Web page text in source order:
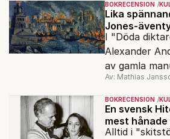
BOKRECENSION
Lika
Jones-
I "Döda
Alexander
av gamla
kloster och
papyrusrullar.
Av: Mathias
BOKRECENSION
En svensk
mest
Alltid i